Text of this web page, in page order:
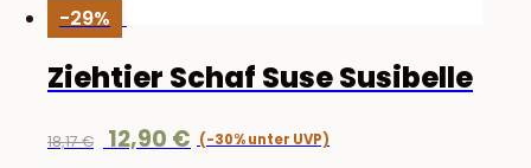
-29%
Ziehtier Schaf Suse Susibelle
18,17€
Ursprünglicher
12,90 €